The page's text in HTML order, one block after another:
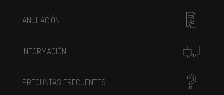
ANULACIÓN
INFORMACIÓN
PREGUNTAS FRECUENTES